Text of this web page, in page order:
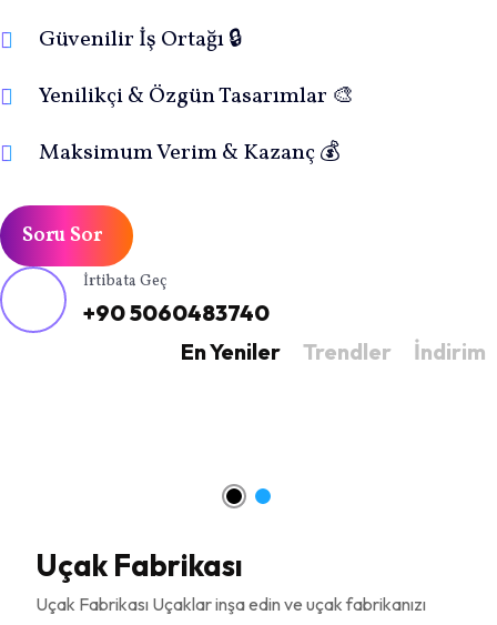
Güvenilir İş Ortağı 🔒
Yenilikçi & Özgün Tasarımlar 🎨
Maksimum Verim & Kazanç 💰
Soru Sor
İrtibata Geç
+90 5060483740
En Yeniler
Trendler İndirim
Uçak Fabrikası
Uçak Fabrikası Uçaklar inşa edin ve uçak fabrikanızı